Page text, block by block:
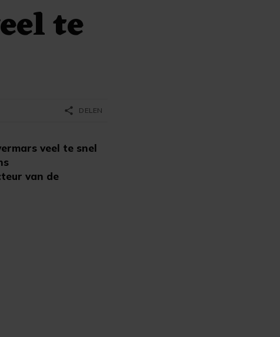
te
veel te snel
van de
share DELEN